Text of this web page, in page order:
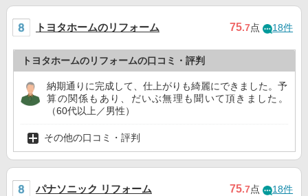
トヨタホームのリフォーム 75.7点 18件
トヨタホームのリフォームの口コミ・評判
納期通りに完成して、仕上がりも綺麗にできました。予
算の関係もあり、だいぶ無理も聞いて頂きました。
（60代以上／男性）
その他の口コミ・評判
パナソニック リフォーム 75.7点 18件